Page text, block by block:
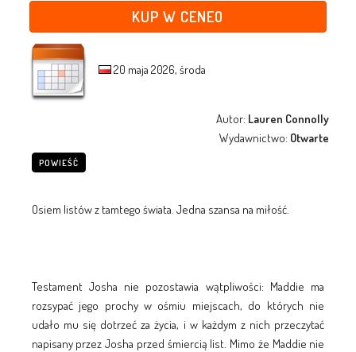
KUP W CENEO
20 maja 2026, środa
Autor: Lauren Connolly
Wydawnictwo: Otwarte
POWIEŚĆ
Osiem listów z tamtego świata. Jedna szansa na miłość.
Testament Josha nie pozostawia wątpliwości: Maddie ma
rozsypać jego prochy w ośmiu miejscach, do których nie
udało mu się dotrzeć za życia, i w każdym z nich przeczytać
napisany przez Josha przed śmiercią list. Mimo że Maddie nie